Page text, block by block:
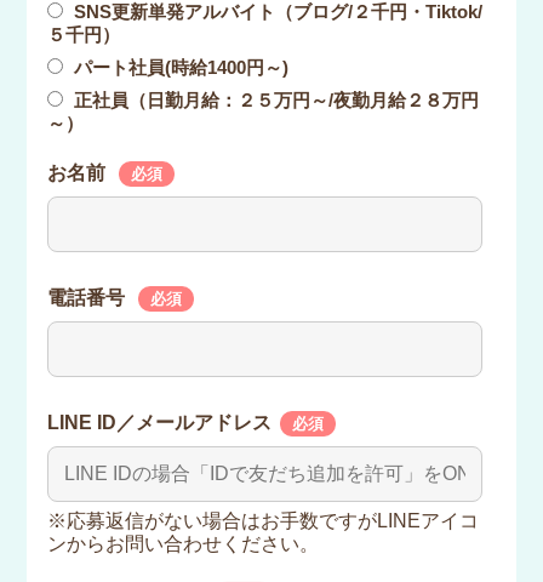
SNS更新単発アルバイト（ブログ/２千円・Tiktok/
５千円）
パート社員(時給1400円～)
正社員（日勤月給：２５万円～/夜勤月給２８万円
～）
お名前 必須
電話番号 必須
LINE ID／メールアドレス 必須
※応募返信がない場合はお手数ですがLINEアイコ
ンからお問い合わせください。